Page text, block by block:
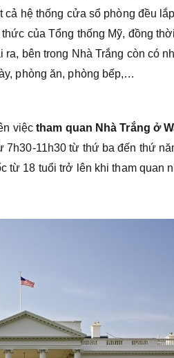
hệ thống cửa sổ phòng đều
của Tổng thống Mỹ, đồng
bên trong Nhà Trắng còn có
phòng ăn, phòng bếp,…
việc tham quan Nhà Trắng ở
11h30 từ thứ ba đến thứ
18 tuổi trở lên khi tham quan